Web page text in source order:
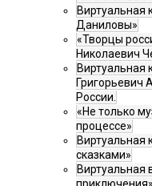
Виртуальная
Даниловы»
«Творцы
Николаевич
Виртуальная
Григорьевич
России.
«Не только
процессе»
Виртуальная
сказками»
Виртуальная